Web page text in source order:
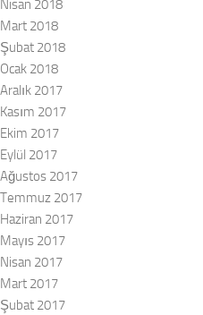
Nisan 2018
Mart 2018
Şubat 2018
Ocak 2018
Aralık 2017
Kasım 2017
Ekim 2017
Eylül 2017
Ağustos 2017
Temmuz 2017
Haziran 2017
Mayıs 2017
Nisan 2017
Mart 2017
Şubat 2017